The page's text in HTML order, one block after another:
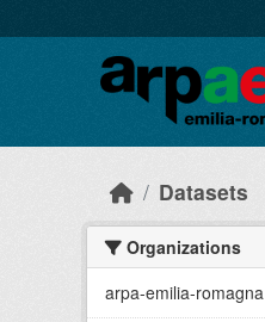
Datasets
Organizations
arpa-emilia-romagna